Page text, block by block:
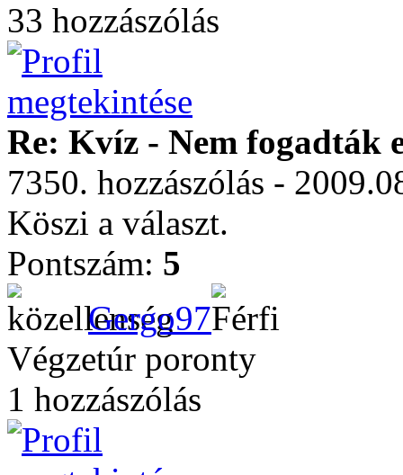
33 hozzászólás
Re: Kvíz - Nem fogadták
7350. hozzászólás -
Köszi a választ.
Pontszám: 5
Gergo97
Végzetúr poronty
1 hozzászólás